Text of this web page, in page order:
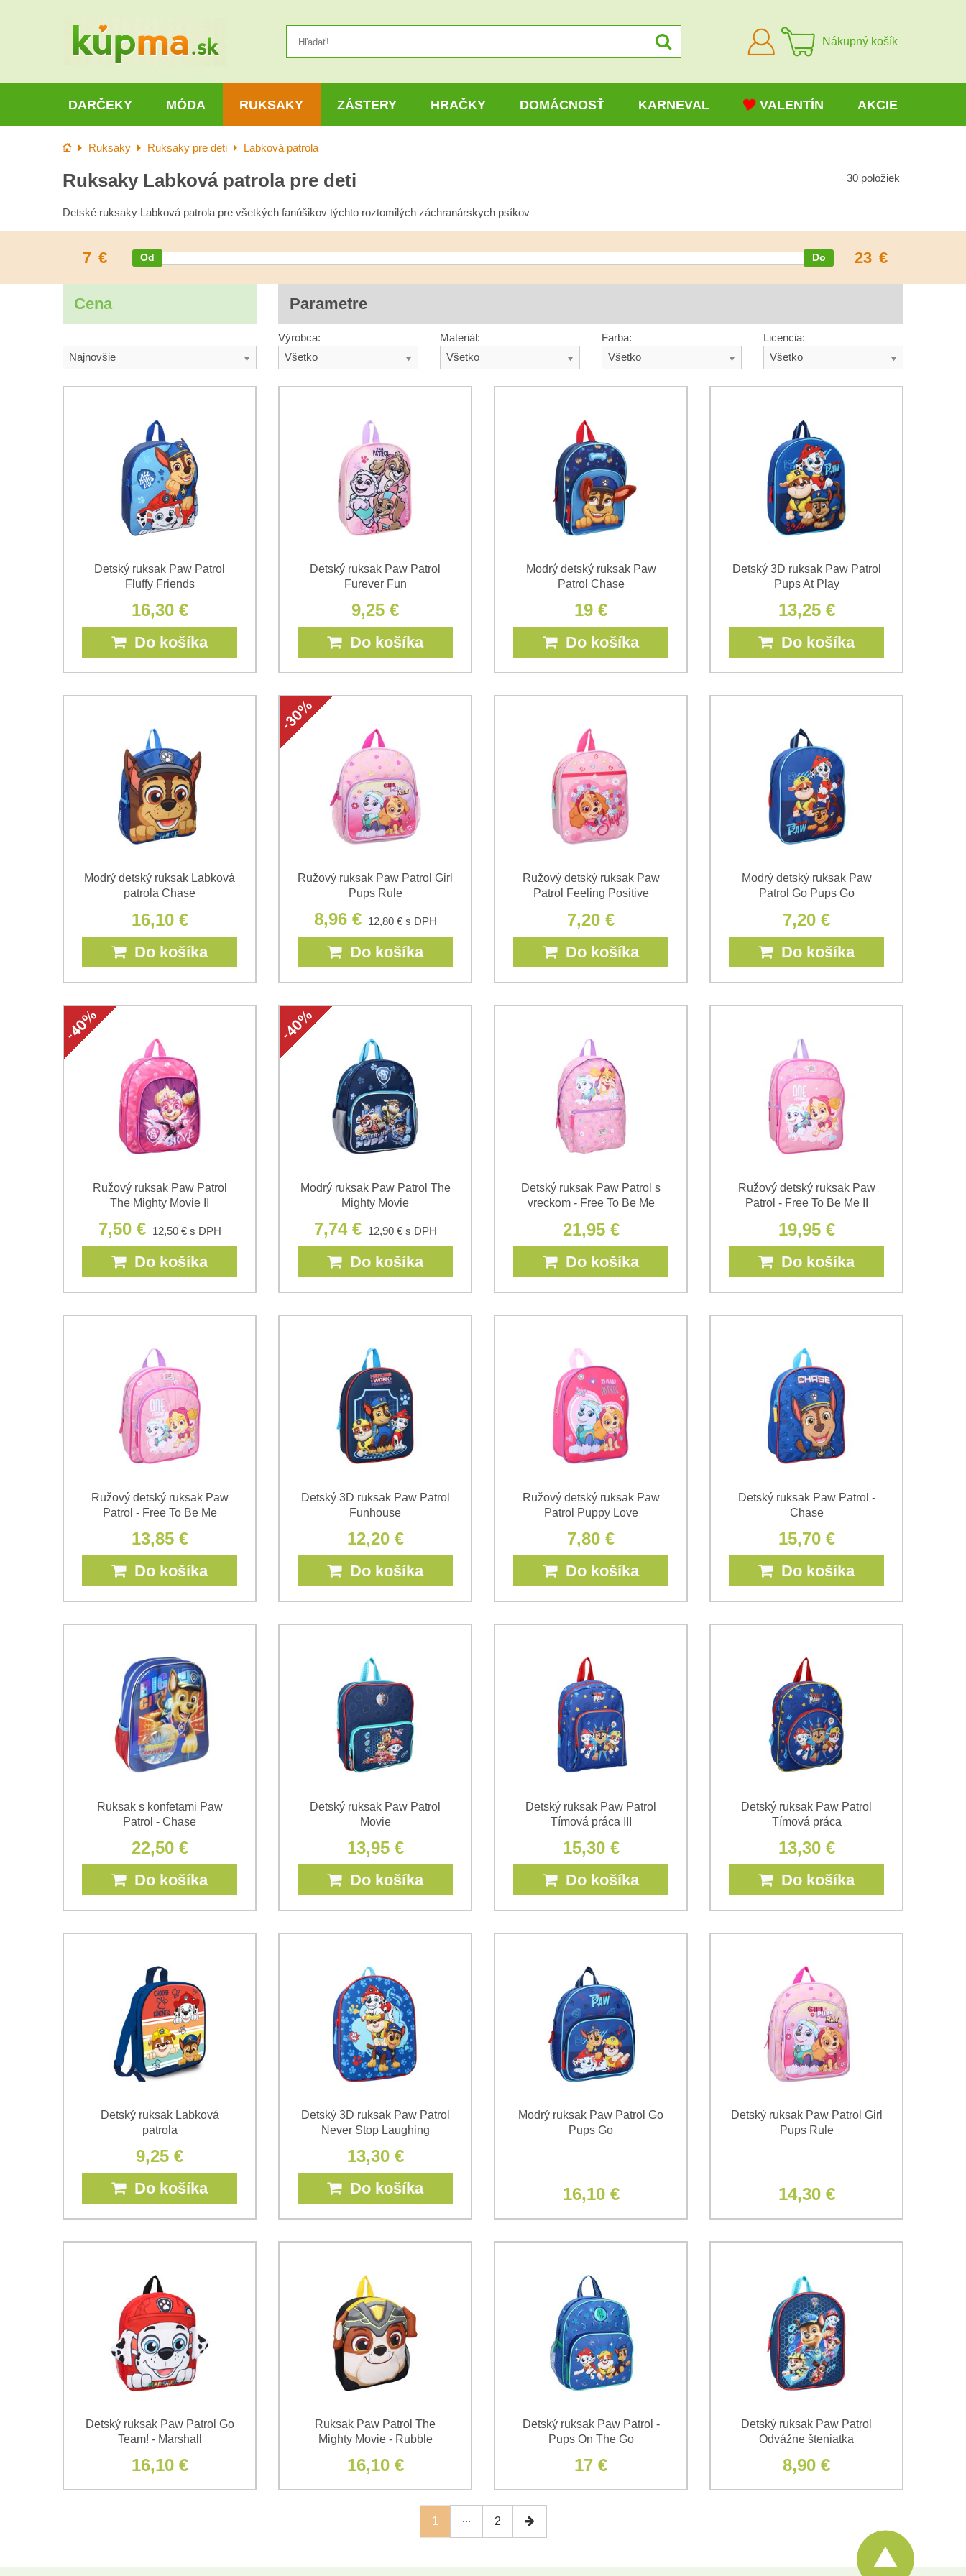
Prihlásiť
sa
Nákupný košík
DARČEKY MÓDA RUKSAKY ZÁSTERY HRAČKY DOMÁCNOSŤ KARNEVAL VALENTÍN AKCIE
Úvod Ruksaky Ruksaky pre deti Labková patrola
Ruksaky Labková patrola pre deti 30 položiek
Detské ruksaky Labková patrola pre všetkých fanúšikov týchto roztomilých záchranárskych psíkov
7 € 23 €
Cena Parametre
Najnovšie
Výrobca:
Všetko
Materiál:
Všetko
Farba:
Všetko
Licencia:
Všetko
Detský ruksak Paw Patrol
Fluffy Friends
16,30 €
Do košíka
Detský ruksak Paw Patrol
Furever Fun
9,25 €
Do košíka
Modrý detský ruksak Paw
Patrol Chase
19 €
Do košíka
Detský 3D ruksak Paw Patrol
Pups At Play
13,25 €
Do košíka
Modrý detský ruksak Labková
patrola Chase
16,10 €
Do košíka
Ružový ruksak Paw Patrol Girl
Pups Rule
8,96 € 12,80 €s DPH
Do košíka
Ružový detský ruksak Paw
Patrol Feeling Positive
7,20 €
Do košíka
Modrý detský ruksak Paw
Patrol Go Pups Go
7,20 €
Do košíka
Ružový ruksak Paw Patrol
The Mighty Movie II
7,50 € 12,50 €s DPH
Do košíka
Modrý ruksak Paw Patrol The
Mighty Movie
7,74 € 12,90 €s DPH
Do košíka
Detský ruksak Paw Patrol s
vreckom - Free To Be Me
21,95 €
Do košíka
Ružový detský ruksak Paw
Patrol - Free To Be Me II
19,95 €
Do košíka
Ružový detský ruksak Paw
Patrol - Free To Be Me
13,85 €
Do košíka
Detský 3D ruksak Paw Patrol
Funhouse
12,20 €
Do košíka
Ružový detský ruksak Paw
Patrol Puppy Love
7,80 €
Do košíka
Detský ruksak Paw Patrol -
Chase
15,70 €
Do košíka
Ruksak s konfetami Paw
Patrol - Chase
22,50 €
Do košíka
Detský ruksak Paw Patrol
Movie
13,95 €
Do košíka
Detský ruksak Paw Patrol
Tímová práca III
15,30 €
Do košíka
Detský ruksak Paw Patrol
Tímová práca
13,30 €
Do košíka
Detský ruksak Labková
patrola
9,25 €
Do košíka
Detský 3D ruksak Paw Patrol
Never Stop Laughing
13,30 €
Do košíka
Modrý ruksak Paw Patrol Go
Pups Go
16,10 €
Detský ruksak Paw Patrol Girl
Pups Rule
14,30 €
Detský ruksak Paw Patrol Go
Team! - Marshall
16,10 €
Ruksak Paw Patrol The
Mighty Movie - Rubble
16,10 €
Detský ruksak Paw Patrol -
Pups On The Go
17 €
Detský ruksak Paw Patrol
Odvážne šteniatka
8,90 €
1 2